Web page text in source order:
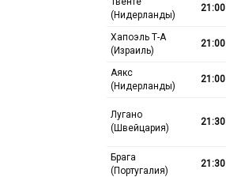
(Нидерланды)
21:00
Хапоэль Т-А
(Израиль)
21:00
Аякс
(Нидерланды)
21:00
Лугано
(Швейцария)
21:30
Брага
(Португалия)
21:30